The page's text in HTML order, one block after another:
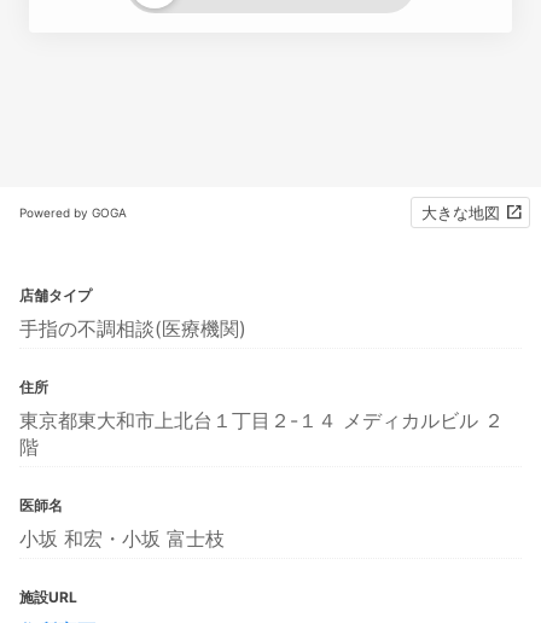
Powered by GOGA 大きな地図
店舗タイプ
手指の不調相談(医療機関)
住所
東京都東大和市上北台１丁目２-１４ メディカルビル ２
階
医師名
小坂 和宏・小坂 富士枝
施設URL